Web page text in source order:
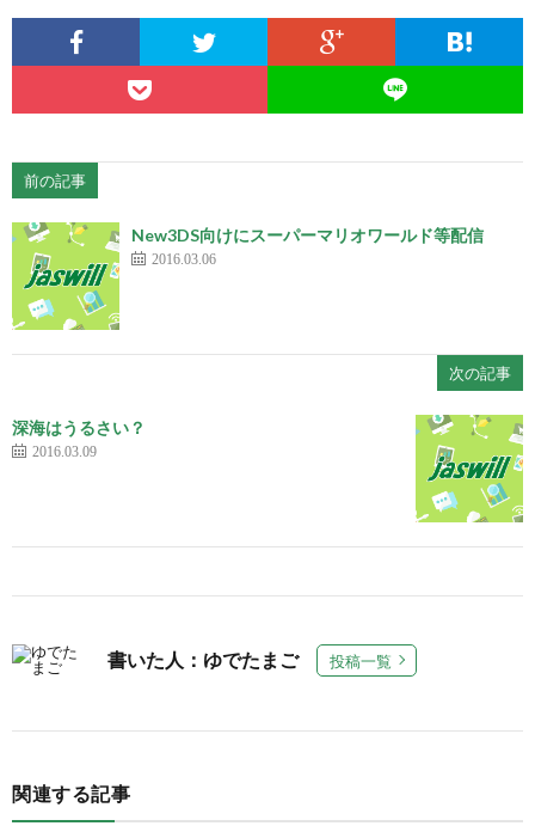
前の記事
New3DS向けにスーパーマリオワールド等配信
2016.03.06
次の記事
深海はうるさい？
2016.03.09
書いた人：ゆでたまご 投稿一覧
関連する記事